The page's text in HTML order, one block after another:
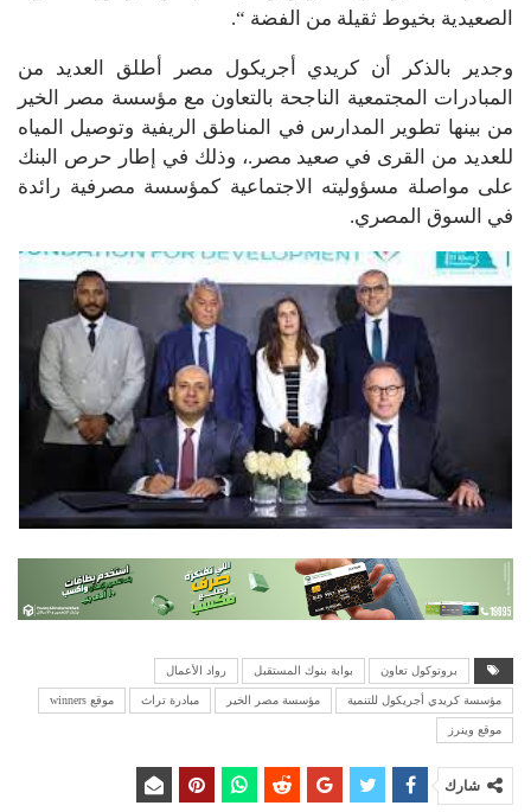
الصعيدية بخيوط ثقيلة من الفضة “.
وجدير بالذكر أن كريدي أجريكول مصر أطلق العديد من
المبادرات المجتمعية الناجحة بالتعاون مع مؤسسة مصر الخير
من بينها تطوير المدارس في المناطق الريفية وتوصيل المياه
للعديد من القرى في صعيد مصر.، وذلك في إطار حرص البنك
على مواصلة مسؤوليته الاجتماعية كمؤسسة مصرفية رائدة
في السوق المصري.
بروتوكول تعاون بوابة بنوك المستقبل رواد الأعمال
مؤسسة كريدي أجريكول للتنمية مؤسسة مصر الخير مبادرة تراث موقع winners
موقع وينرز
شارك